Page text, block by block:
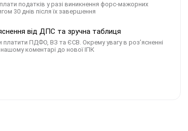
податків у разі виникнення форс-мажорних
30 днів після їх завершення
від ДПС та зручна таблиця
ПДФО, ВЗ та ЄСВ. Окрему увагу в роз’ясненні
коментарі до нової ІПК